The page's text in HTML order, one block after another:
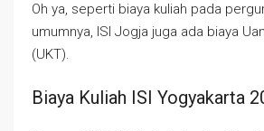
Oh ya, seperti biaya kuliah pada
umumnya, ISI Jogja juga ada biaya
(UKT).
Biaya Kuliah ISI Yogyakarta